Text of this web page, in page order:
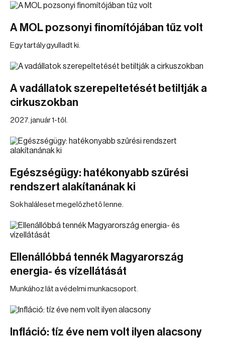
A MOL pozsonyi finomítójában tűz volt
Egy tartály gyulladt ki.
A vadállatok szerepeltetését betiltják a
cirkuszokban
2027. január 1-től.
Egészségügy: hatékonyabb szűrési
rendszert alakítanának ki
Sok haláleset megelőzhető lenne.
Ellenállóbbá tennék Magyarország
energia- és vízellátását
Munkához lát a védelmi munkacsoport.
Infláció: tíz éve nem volt ilyen alacsony